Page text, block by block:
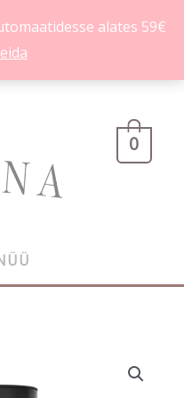
alates 59€
0